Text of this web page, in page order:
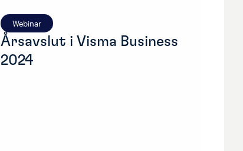
Webinar
Årsavslut i Visma Business
2024